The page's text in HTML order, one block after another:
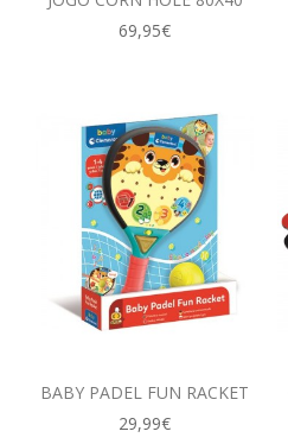
69,95€
BABY PADEL FUN RACKET
29,99€